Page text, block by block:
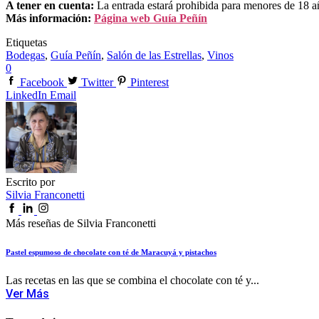
A tener en cuenta: La entrada estará prohibida para menores de 18
Más información: Página web Guía Peñín
Etiquetas
Bodegas, Guía Peñín, Salón de las Estrellas, Vinos
0
Facebook
Twitter
Pinterest
LinkedIn Email
Escrito por
Silvia Franconetti
Más reseñas de Silvia Franconetti
Pastel espumoso de chocolate con té de Maracuyá y pistachos
Las recetas en las que se combina el chocolate con té y...
Ver Más